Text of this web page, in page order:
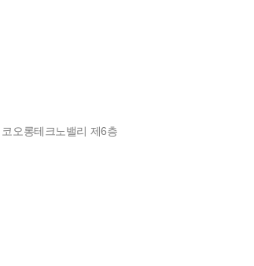
오롱테크노밸리 제6층